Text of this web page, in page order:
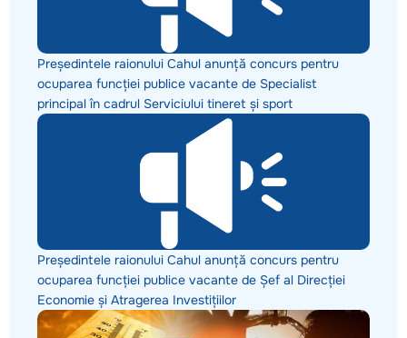
Președintele raionului Cahul anunță concurs pentru
ocuparea funcției publice vacante de Specialist
principal în cadrul Serviciului tineret și sport
Președintele raionului Cahul anunță concurs pentru
ocuparea funcției publice vacante de Șef al Direcției
Economie și Atragerea Investițiilor